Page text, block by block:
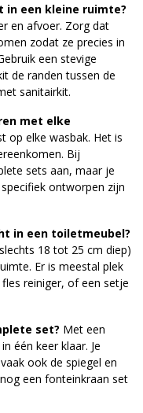
in een kleine ruimte?
en afvoer. Zorg dat
zodat ze precies in
een stevige
de randen tussen de
sanitairkit.
met elke
op elke wasbak. Het is
Bij
sets aan, maar je
ontworpen zijn
in een toiletmeubel?
18 tot 25 cm diep)
Er is meestal plek
reiniger, of een setje
set? Met een
één keer klaar. Je
ook de spiegel en
een fonteinkraan set